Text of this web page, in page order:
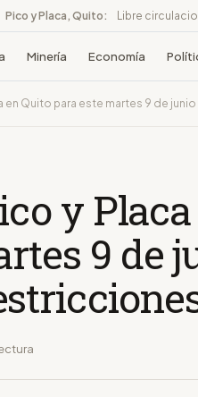
Pico y Placa, Quito: Libre
Minería Economía
en Quito para este martes 9 de
y
9 de